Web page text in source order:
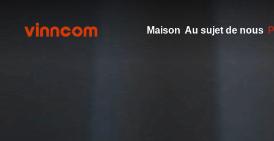
Maison Au sujet de nous